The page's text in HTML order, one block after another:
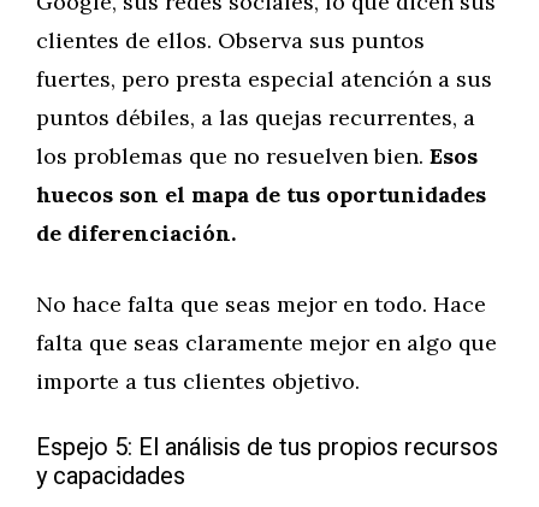
clientes de ellos. Observa sus puntos
fuertes, pero presta especial atención a sus
puntos débiles, a las quejas recurrentes, a
los problemas que no resuelven bien. Esos
huecos son el mapa de tus oportunidades
de diferenciación.
No hace falta que seas mejor en todo. Hace
falta que seas claramente mejor en algo que
importe a tus clientes objetivo.
Espejo 5: El análisis de tus propios recursos
y capacidades